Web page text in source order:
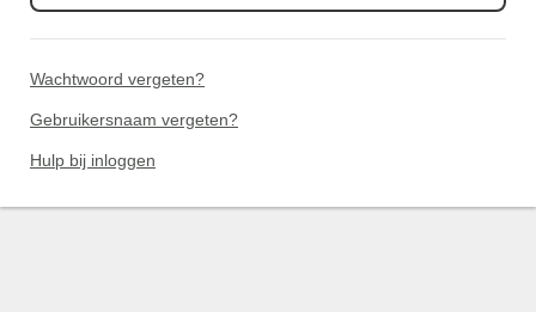
Wachtwoord vergeten?
Gebruikersnaam vergeten?
Hulp bij inloggen